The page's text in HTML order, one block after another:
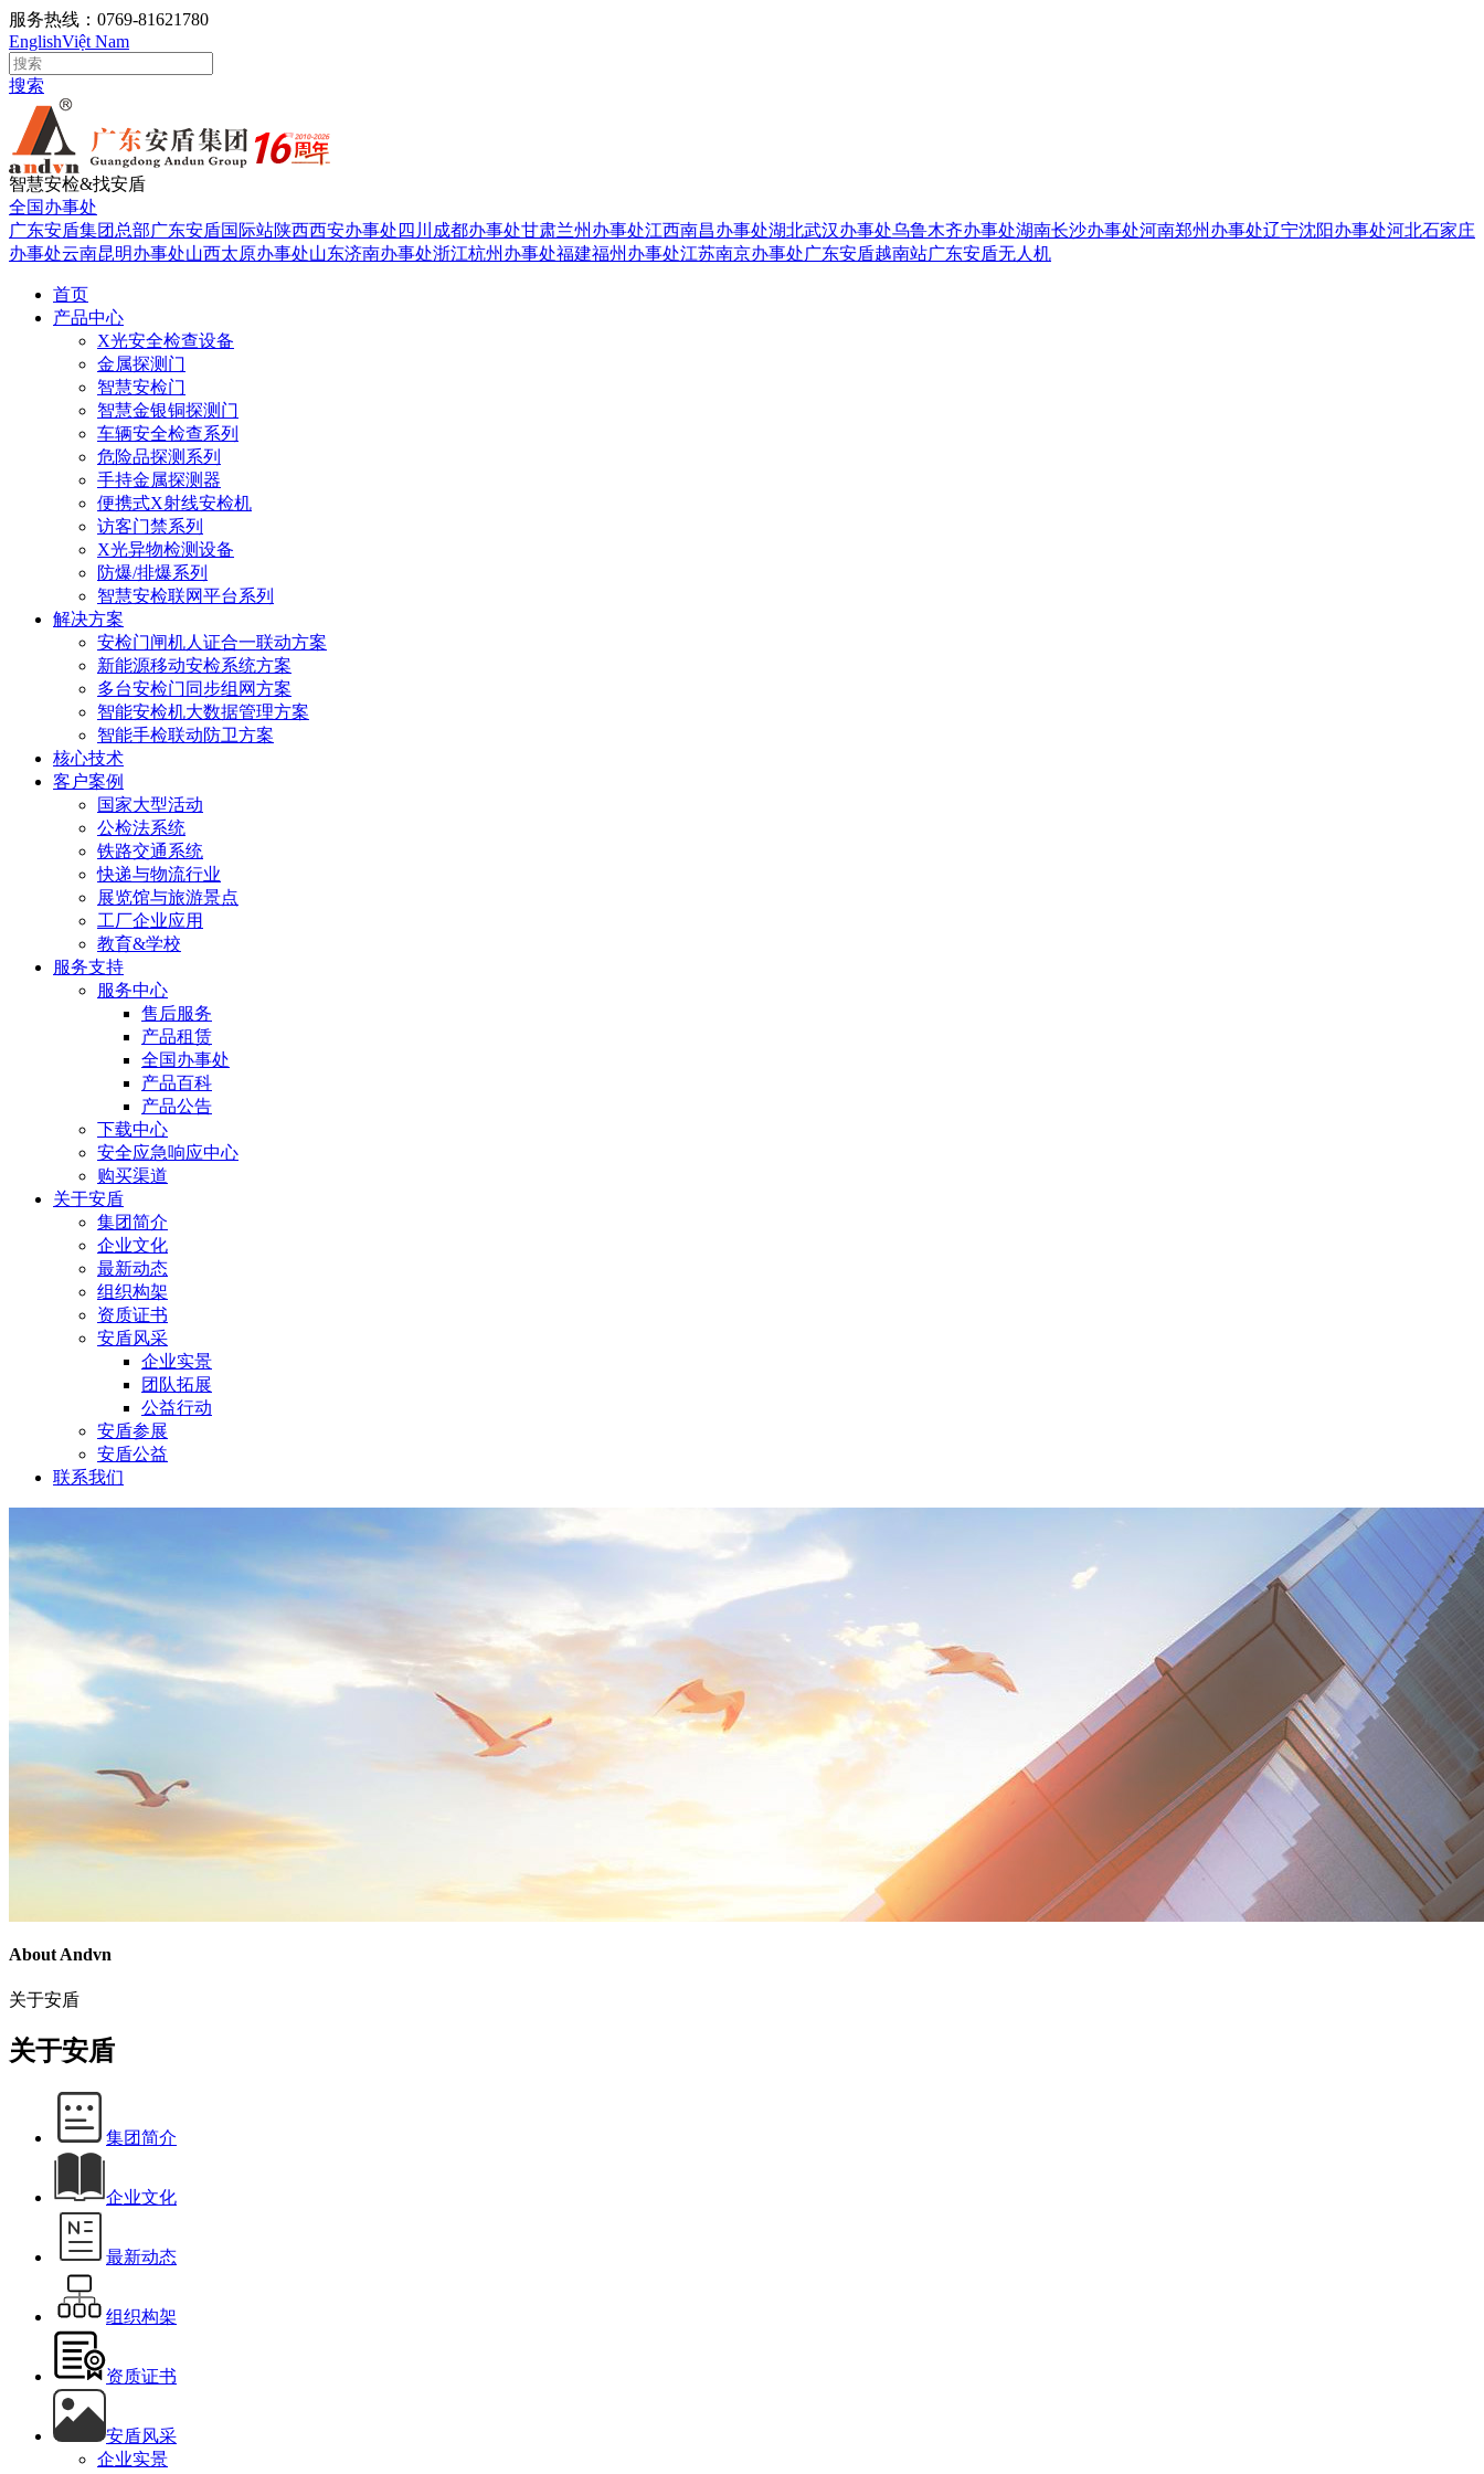
服务热线：0769-81621780
EnglishViệt Nam
搜索
智慧安检&找安盾
全国办事处
广东安盾集团总部广东安盾国际站陕西西安办事处 四川成都办事处甘肃兰州办事处江西南昌办事处湖北武汉办事处乌鲁木齐办事处湖南长沙办事处河南郑州办事处辽宁沈阳办事处河北石家庄
办事处云南昆明办事处山西太原办事处山东济南办事处浙江杭州办事处福建福州办事处江苏南京办事处广东安盾越南站广东安盾无人机
首页
产品中心
X光安全检查设备
金属探测门
智慧安检门
智慧金银铜探测门
车辆安全检查系列
危险品探测系列
手持金属探测器
便携式X射线安检机
访客门禁系列
X光异物检测设备
防爆/排爆系列
智慧安检联网平台系列
解决方案
安检门闸机人证合一联动方案
新能源移动安检系统方案
多台安检门同步组网方案
智能安检机大数据管理方案
智能手检联动防卫方案
核心技术
客户案例
国家大型活动
公检法系统
铁路交通系统
快递与物流行业
展览馆与旅游景点
工厂企业应用
教育&学校
服务支持
服务中心
售后服务
产品租赁
全国办事处
产品百科
产品公告
下载中心
安全应急响应中心
购买渠道
关于安盾
集团简介
企业文化
最新动态
组织构架
资质证书
安盾风采
企业实景
团队拓展
公益行动
安盾参展
安盾公益
联系我们
About Andvn
关于安盾
关于安盾
集团简介
企业文化
最新动态
组织构架
资质证书
安盾风采
企业实景